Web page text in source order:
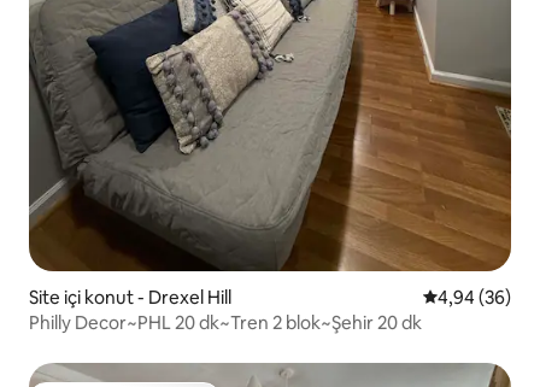
Site içi konut - Drexel Hill 5 üzerinden
4,94 (36)
Philly Decor~PHL 20 dk~Tren 2 blok~Şehir 20 dk